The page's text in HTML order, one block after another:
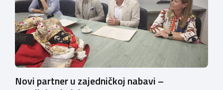
Novi partner u zajedničkoj nabavi –